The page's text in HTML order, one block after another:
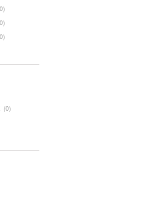
(0)